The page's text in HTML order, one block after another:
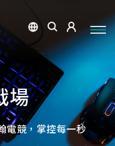
力量
應用無所不在
場
競，掌控每一秒
瞬間
，提供卓越影像處理
習新體驗
數位化，開啟互動新篇
視界
像傳輸